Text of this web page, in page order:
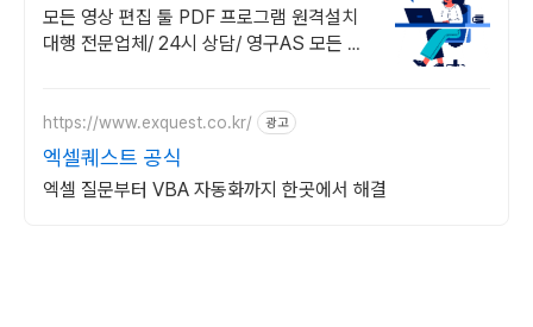
원격설치대행 전문
모든 영상 편집 툴 PDF 프로그램 원격설치
대행 전문업체/ 24시 상담/ 영구AS 모든 영
https://www.exquest.co.kr/ 광고
엑셀퀘스트 공식
엑셀 질문부터 VBA 자동화까지 한곳에서 해결